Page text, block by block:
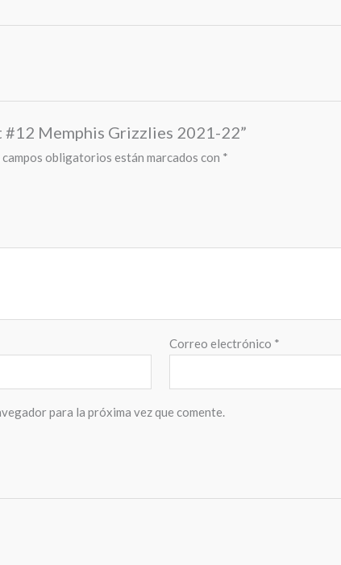
#12 Memphis Grizzlies 2021-22”
campos obligatorios están marcados con *
Correo electrónico *
para la próxima vez que comente.